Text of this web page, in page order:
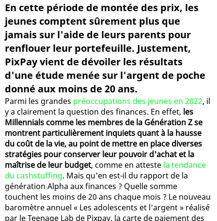
En cette période de montée des prix, les
jeunes comptent sûrement plus que
jamais sur l'aide de leurs parents pour
renflouer leur portefeuille. Justement,
PixPay vient de dévoiler les résultats
d'une étude menée sur l'argent de poche
donné aux moins de 20 ans.
Parmi les grandes préoccupations des jeunes en 2022, il
y a clairement la question des finances. En effet, les
Millennials comme les membres de la Génération Z se
montrent particulièrement inquiets quant à la hausse
du coût de la vie, au point de mettre en place diverses
stratégies pour conserver leur pouvoir d'achat et la
maîtrise de leur budget, comme en atteste la tendance
du cashstuffing. Mais qu'en est-il du rapport de la
génération Alpha aux finances ? Quelle somme
touchent les moins de 20 ans chaque mois ? Le nouveau
baromètre annuel « Les adolescents et l'argent » réalisé
par le Teenage Lab de Pixpay, la carte de paiement des